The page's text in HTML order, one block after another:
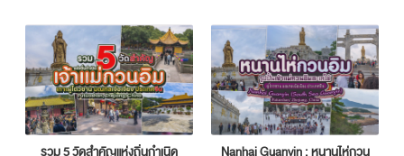
รวม 5 วัดสำคัญแห่งถิ่นกำเนิด
Nanhai Guanyin : หนานไห่กวน